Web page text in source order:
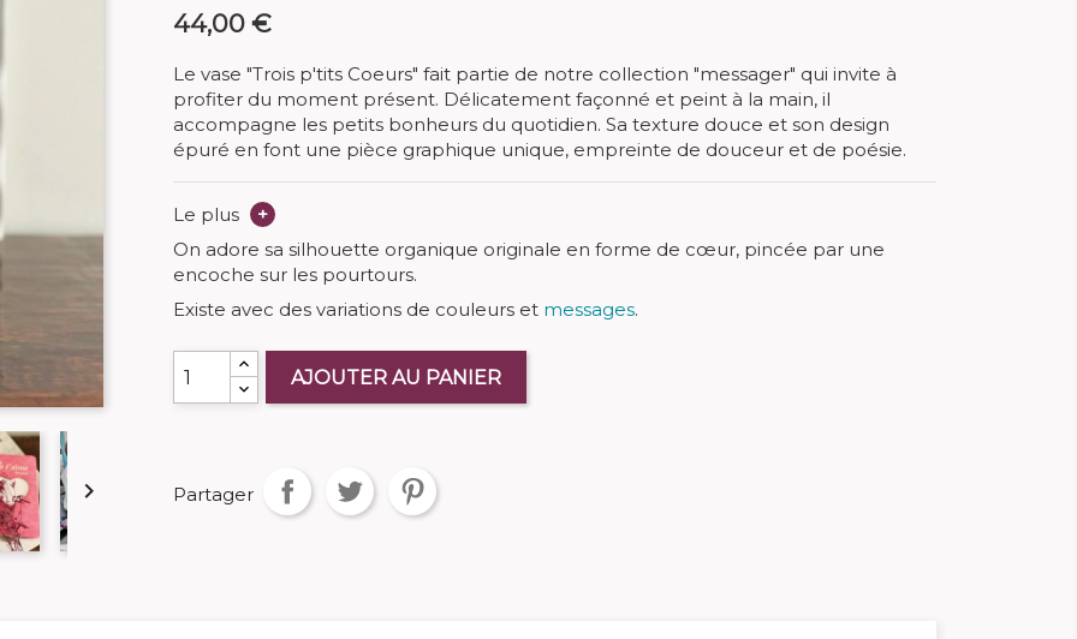

44,00 €
Le vase "Trois p'tits Coeurs" fait partie de notre collection "messager" qui invite à
profiter du moment présent. Délicatement façonné et peint à la main, il
accompagne les petits bonheurs du quotidien. Sa texture douce et son design
épuré en font une pièce graphique unique, empreinte de douceur et de poésie.
Le plus
+
On adore sa silhouette organique originale en forme de cœur, pincée par une
encoche sur les pourtours.
Existe avec des variations de couleurs et messages.
AJOUTER AU PANIER
Partager